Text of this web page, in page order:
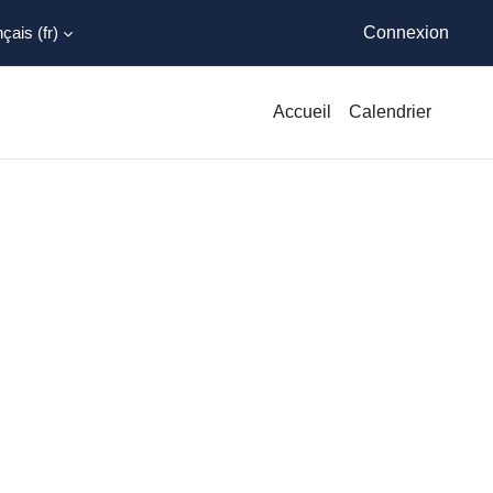
‎(fr)‎ Connexion
Accueil Calendrier